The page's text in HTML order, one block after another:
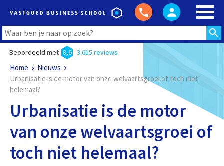
Beoordeeld met 8,6 3.615 reviews
Home
Nieuws
Urbanisatie is de motor van onze welvaartsgroei of toch niet
helemaal?
Urbanisatie is de motor
van onze welvaartsgroei of
toch niet helemaal?